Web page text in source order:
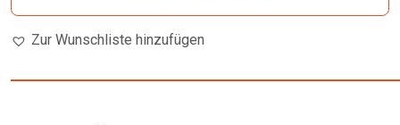
Zur Wunschliste hinzufügen